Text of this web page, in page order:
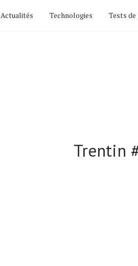
Actualités Technologies Tests
Trentin